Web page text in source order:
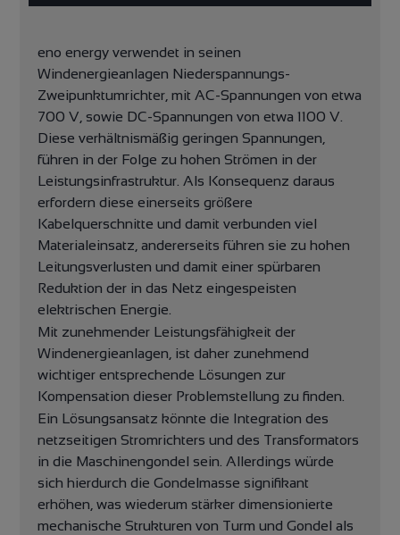
eno energy verwendet in seinen
Windenergieanlagen Niederspannungs-
Zweipunktumrichter, mit AC-Spannungen von etwa
700 V, sowie DC-Spannungen von etwa 1100 V.
Diese verhältnismäßig geringen Spannungen,
führen in der Folge zu hohen Strömen in der
Leistungsinfrastruktur. Als Konsequenz daraus
erfordern diese einerseits größere
Kabelquerschnitte und damit verbunden viel
Materialeinsatz, andererseits führen sie zu hohen
Leitungsverlusten und damit einer spürbaren
Reduktion der in das Netz eingespeisten
elektrischen Energie.
Mit zunehmender Leistungsfähigkeit der
Windenergieanlagen, ist daher zunehmend
wichtiger entsprechende Lösungen zur
Kompensation dieser Problemstellung zu finden.
Ein Lösungsansatz könnte die Integration des
netzseitigen Stromrichters und des Transformators
in die Maschinengondel sein. Allerdings würde
sich hierdurch die Gondelmasse signifikant
erhöhen, was wiederum stärker dimensionierte
mechanische Strukturen von Turm und Gondel als